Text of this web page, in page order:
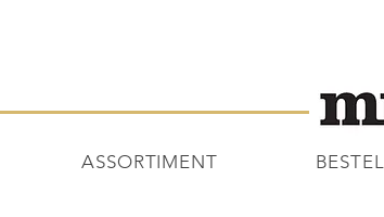
ASSORTIMENT